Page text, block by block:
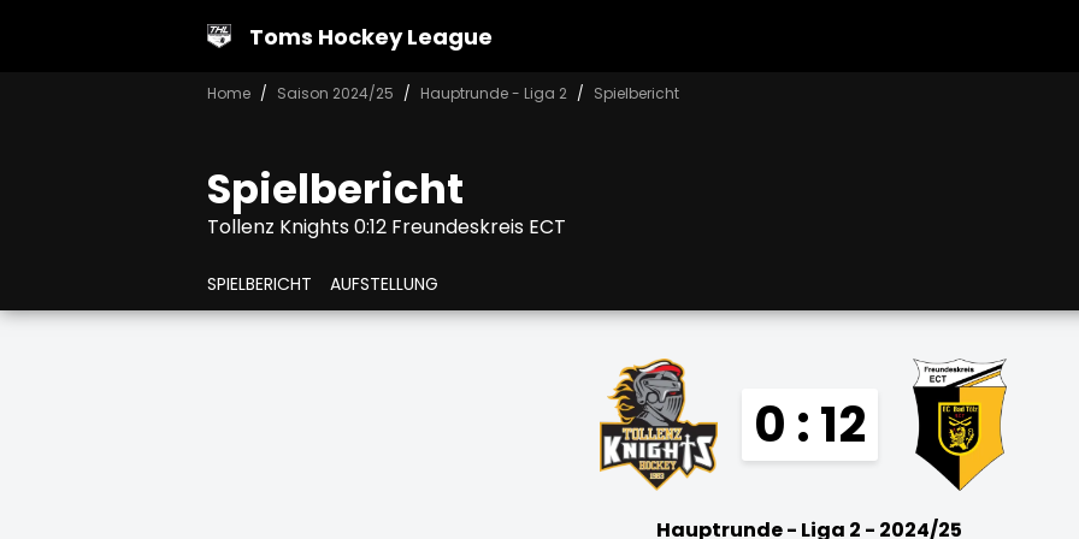
Toms Hockey League
Home Saison 2024/25 Hauptrunde - Liga 2 Spielbericht
Spielbericht
Tollenz Knights 0:12 Freundeskreis ECT
SPIELBERICHT AUFSTELLUNG
0 : 12
Hauptrunde - Liga 2 - 2024/25